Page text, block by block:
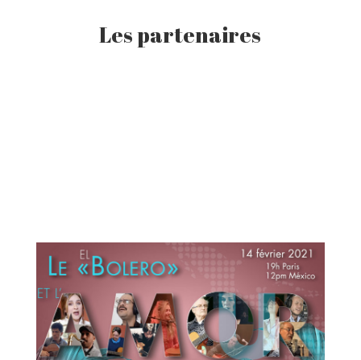
Les partenaires